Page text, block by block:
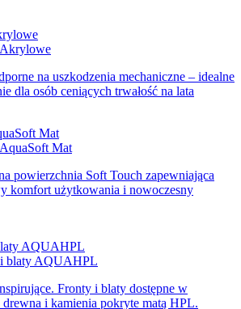
na uszkodzenia mechaniczne – idealne
dla osób ceniących trwałość na lata
Mat
powierzchnia Soft Touch zapewniająca
komfort użytkowania i nowoczesny
AQUAHPL
Fronty i blaty dostępne w
drewna i kamienia pokryte matą HPL.